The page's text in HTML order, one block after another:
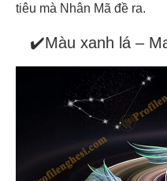
tiêu mà Nhân Mã đề ra.
✔️Màu xanh lá –